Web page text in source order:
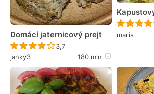
Domácí jaternicový prejt
Recept ještě nebyl hodnocen
3,7
janky3
180 min
maris